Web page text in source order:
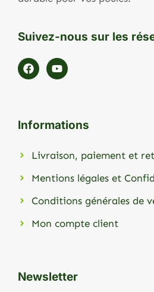
Suivez-nous sur les
Informations
Livraison, paiement et
Mentions légales et
Conditions générales de
Mon compte client
Newsletter